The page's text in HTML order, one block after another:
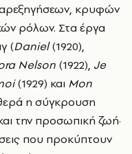
κρυφών
ρόλων. Στα έργα
(Daniel(1920),
Nelson (1922), Je
(1929) και Mon
η σύγκρουση
την προσωπική ζωή·
που προκύπτουν